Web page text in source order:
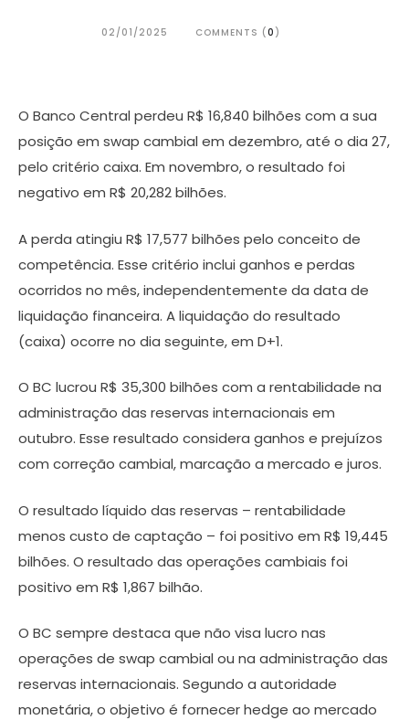
02/01/2025 COMMENTS (0 )
O Banco Central perdeu R$ 16,840 bilhões com a sua
posição em swap cambial em dezembro, até o dia 27,
pelo critério caixa. Em novembro, o resultado foi
negativo em R$ 20,282 bilhões.
A perda atingiu R$ 17,577 bilhões pelo conceito de
competência. Esse critério inclui ganhos e perdas
ocorridos no mês, independentemente da data de
liquidação financeira. A liquidação do resultado
(caixa) ocorre no dia seguinte, em D+1.
O BC lucrou R$ 35,300 bilhões com a rentabilidade na
administração das reservas internacionais em
outubro. Esse resultado considera ganhos e prejuízos
com correção cambial, marcação a mercado e juros.
O resultado líquido das reservas – rentabilidade
menos custo de captação – foi positivo em R$ 19,445
bilhões. O resultado das operações cambiais foi
positivo em R$ 1,867 bilhão.
O BC sempre destaca que não visa lucro nas
operações de swap cambial ou na administração das
reservas internacionais. Segundo a autoridade
monetária, o objetivo é fornecer hedge ao mercado